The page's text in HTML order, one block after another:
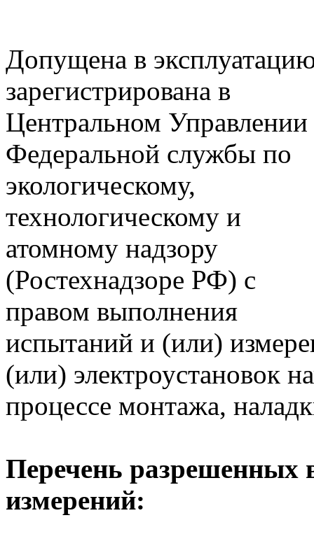
Допущена в
зарегистрирована в
Центральном Управлении
Федеральной службы по
экологическому,
технологическому и
атомному надзору
(Ростехнадзоре РФ) с
правом выполнения
испытаний и (или)
(или) электроустановок
процессе монтажа,
Перечень разрешенных
измерений: